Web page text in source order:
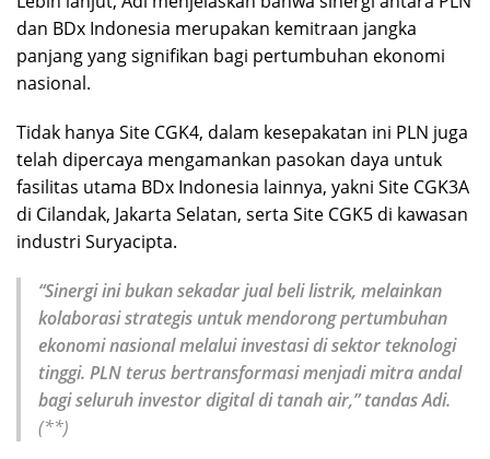
dan BDx Indonesia merupakan kemitraan jangka
panjang yang signifikan bagi pertumbuhan ekonomi
nasional.
Tidak hanya Site CGK4, dalam kesepakatan ini PLN juga
telah dipercaya mengamankan pasokan daya untuk
fasilitas utama BDx Indonesia lainnya, yakni Site CGK3A
di Cilandak, Jakarta Selatan, serta Site CGK5 di kawasan
industri Suryacipta.
“Sinergi ini bukan sekadar jual beli listrik, melainkan
kolaborasi strategis untuk mendorong pertumbuhan
ekonomi nasional melalui investasi di sektor teknologi
tinggi. PLN terus bertransformasi menjadi mitra andal
bagi seluruh investor digital di tanah air,” tandas Adi.
(**)